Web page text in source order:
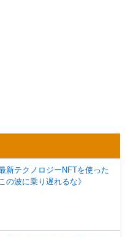
新テクノロジーNFTを使った
の波に乗り遅れるな》